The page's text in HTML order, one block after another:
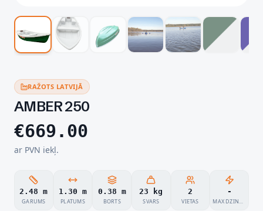
RAŽOTS LATVIJĀ
AMBER 250
€669.00
ar PVN iekļ.
2.48 m
GARUMS
1.30 m
PLATUMS
0.38 m
BORTS
23 kg
SVARS
2
VIETAS
-
MAX DZINĒJS